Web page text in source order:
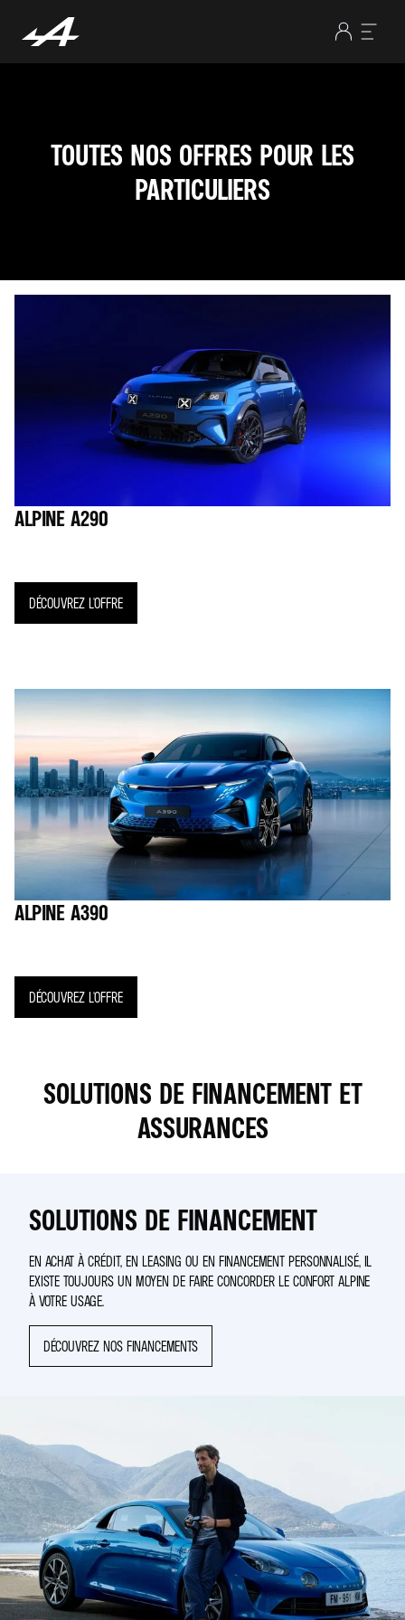
TOUTES NOS OFFRES POUR LES
PARTICULIERS
ALPINE A290
DÉCOUVREZ L'OFFRE
ALPINE A390
DÉCOUVREZ L'OFFRE
SOLUTIONS DE FINANCEMENT ET
ASSURANCES
SOLUTIONS DE FINANCEMENT
EN ACHAT À CRÉDIT, EN LEASING OU EN FINANCEMENT PERSONNALISÉ, IL
EXISTE TOUJOURS UN MOYEN DE FAIRE CONCORDER LE CONFORT ALPINE
À VOTRE USAGE.
DÉCOUVREZ NOS FINANCEMENTS